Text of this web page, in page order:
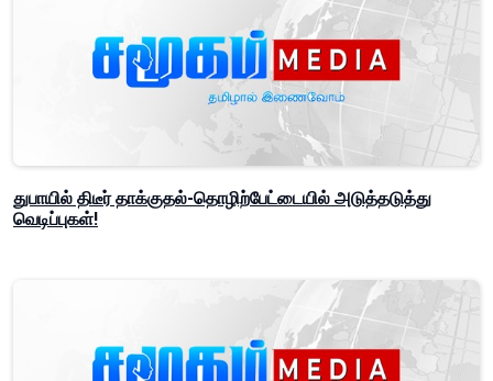
துபாயில் திடீர் தாக்குதல்-தொழிற்பேட்டையில் அடுத்தடுத்து
வெடிப்புகள்!